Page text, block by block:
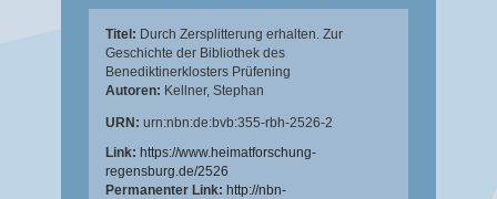
Titel: Durch Zersplitterung erhalten. Zur
Geschichte der Bibliothek des
Benediktinerklosters Prüfening
Autoren: Kellner, Stephan
URN: urn:nbn:de:bvb:355-rbh-2526-2
Link: https://www.heimatforschung-
regensburg.de/2526
Permanenter Link: http://nbn-